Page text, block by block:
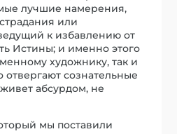
лучшие намерения,
или
к избавлению от
Истины; и именно этого
художнику, так и
сознательные
абсурдом, не
мы поставили